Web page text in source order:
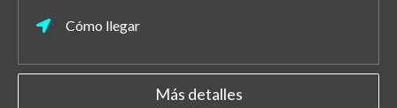
Cómo llegar
Más detalles